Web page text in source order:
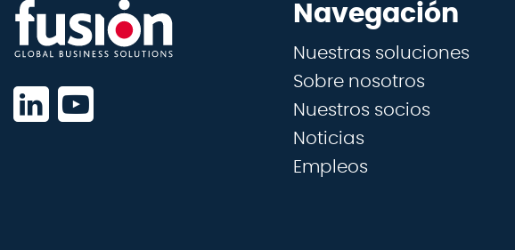
Navegación
Nuestras soluciones
Sobre nosotros
Nuestros socios
Noticias
Empleos